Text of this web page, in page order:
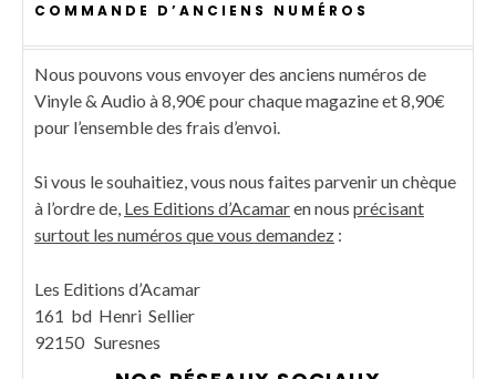
COMMANDE D’ANCIENS NUMÉROS
Nous pouvons vous envoyer des anciens numéros de
Vinyle & Audio à 8,90€ pour chaque magazine et 8,90€
pour l’ensemble des frais d’envoi.
Si vous le souhaitiez, vous nous faites parvenir un chèque
à l’ordre de, Les Editions d’Acamaren nous précisant
surtout les numéros que vous demandez :
Les Editions d’Acamar
161 bd Henri Sellier
92150 Suresnes